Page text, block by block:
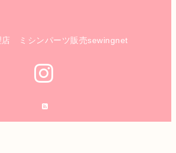
店 ミシンパーツ販売sewingnet